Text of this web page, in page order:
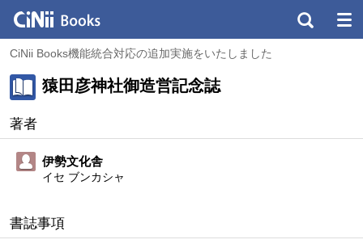
CiNii Books機能統合対応の追加実施をいたしました
猿田彦神社御造営記念誌
著者
伊勢文化舎
イセ ブンカシャ
書誌事項